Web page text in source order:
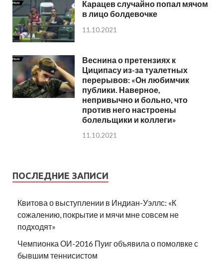
Карацев случайно попал мячом
в лицо болдевочке
11.10.2021
Веснина о претензиях к
Циципасу из-за туалетных
перерывов: «Он любимчик
публики. Наверное,
непривычно и больно, что
против него настроены
болельщики и коллеги»
11.10.2021
ПОСЛЕДНИЕ ЗАПИСИ
Квитова о выступлении в Индиан-Уэллс: «К
сожалению, покрытие и мячи мне совсем не
подходят»
Чемпионка ОИ-2016 Пуиг объявила о помолвке с
бывшим теннисистом